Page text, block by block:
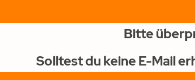
Bitte
Solltest du keine E-Mail